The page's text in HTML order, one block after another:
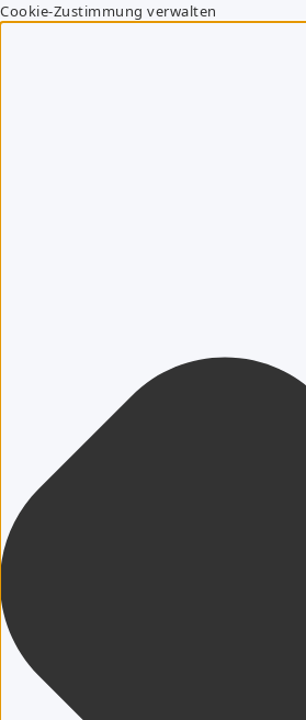
Cookie-Zustimmung verwalten